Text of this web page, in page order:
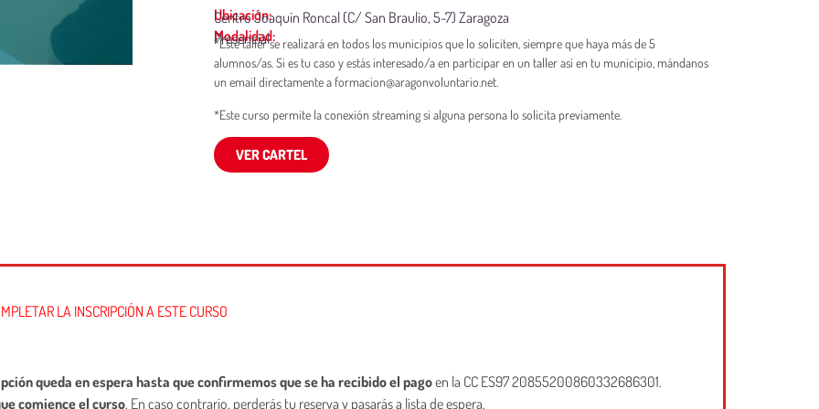
Ubicación:
Centro Joaquín Roncal (C/ San Braulio, 5-7) Zaragoza
Modalidad:
Presencial
*Este taller se realizará en todos los municipios que lo soliciten, siempre que haya más de 5
alumnos/as. Si es tu caso y estás interesado/a en participar en un taller así en tu municipio, mándanos
un email directamente a formacion@aragonvoluntario.net.
*Este curso permite la conexión streaming si alguna persona lo solicita previamente.
VER CARTEL
LA INSCRIPCIÓN A ESTE CURSO
queda en espera hasta que confirmemos que se ha recibido el pagoen la CC ES97 20855200860332686301.
comience el curso. En caso contrario, perderás tu reserva y pasarás a lista de espera.